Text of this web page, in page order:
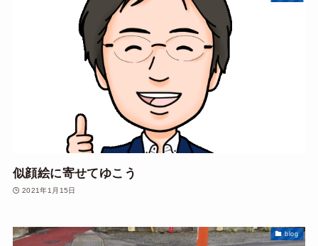
似顔絵に寄せてゆこう
2021年1月15日
blog